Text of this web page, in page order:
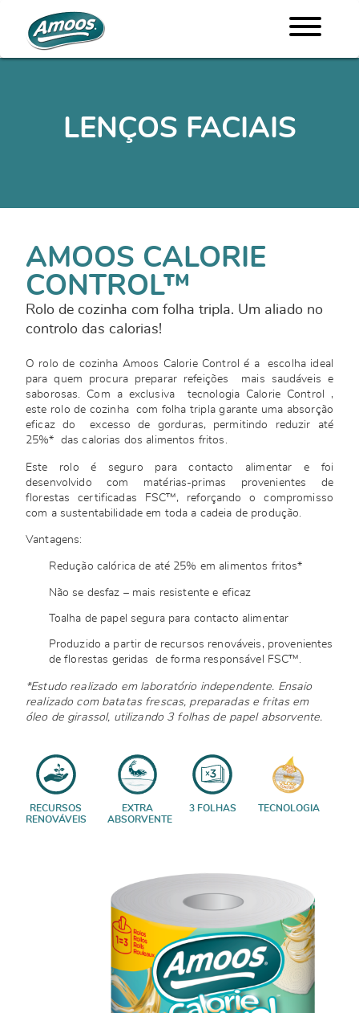
LENÇOS FACIAIS
AMOOS CALORIE
CONTROL™
Rolo de cozinha com folha tripla. Um aliado no
controlo das calorias!
O rolo de cozinha Amoos Calorie Control é a escolha ideal
para quem procura preparar refeições mais saudáveis e
saborosas. Com a exclusiva tecnologia Calorie Control ,
este rolo de cozinha com folha tripla garante uma absorção
eficaz do excesso de gorduras, permitindo reduzir até
25%* das calorias dos alimentos fritos.
Este rolo é seguro para contacto alimentar e foi
desenvolvido com matérias-primas provenientes de
florestas certificadas FSC™, reforçando o compromisso
com a sustentabilidade em toda a cadeia de produção.
Vantagens:
Redução calórica de até 25% em alimentos fritos*
Não se desfaz – mais resistente e eficaz
Toalha de papel segura para contacto alimentar
Produzido a partir de recursos renováveis, provenientes
de florestas geridas de forma responsável FSC™.
*Estudo realizado em laboratório independente. Ensaio
realizado com batatas frescas, preparadas e fritas em
óleo de girassol, utilizando 3 folhas de papel absorvente.
RECURSOS
RENOVÁVEIS
EXTRA
ABSORVENTE
3 FOLHAS TECNOLOGIA